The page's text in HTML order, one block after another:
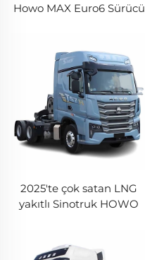
Howo MAX Euro6 Sürücü
Başı Hava Süspansiyonu
ile
2025'te çok satan LNG
yakıtlı Sinotruk HOWO
kamyonu